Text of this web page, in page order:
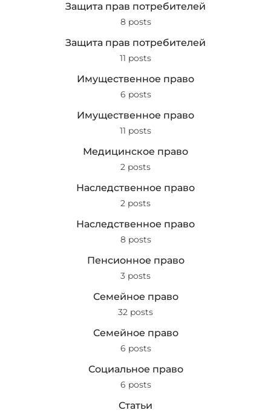
Защита прав потребителей
8 posts
Защита прав потребителей
11 posts
Имущественное право
6 posts
Имущественное право
11 posts
Медицинское право
2 posts
Наследственное право
2 posts
Наследственное право
8 posts
Пенсионное право
3 posts
Семейное право
32 posts
Семейное право
6 posts
Социальное право
6 posts
Статьи